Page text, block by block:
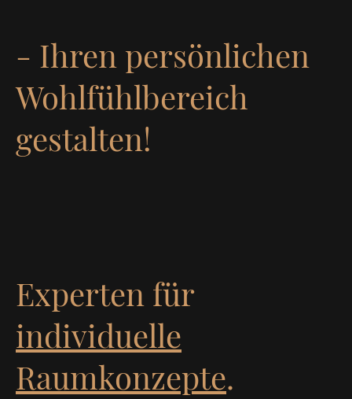
- Ihren persönlichen
Wohlfühlbereich
gestalten!
Experten für
individuelle
Raumkonzepte.